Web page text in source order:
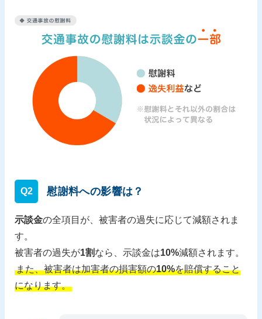
Q2 慰謝料への影響は？
示談金の全項目が、被害者の過失に応じて減額されま
す。
被害者の過失が1割なら、示談金は10%減額されます。
また、被害者は加害者の損害額の10%を賠償すること
になります。